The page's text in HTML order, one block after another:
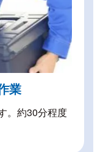
業
。約30分程度